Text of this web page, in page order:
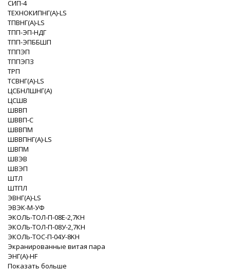
СИП-4
ТЕХНОКИПНГ(A)-LS
ТПВНГ(A)-LS
ТПП-ЭП-НДГ
ТПП-ЭПББШП
ТППЭП
ТППЭПЗ
ТРП
ТСВНГ(A)-LS
ЦСБНЛШНГ(A)
ЦСШВ
ШВВП
ШВВП-С
ШВВПМ
ШВВПНГ(A)-LS
ШВПМ
ШВЭВ
ШВЭП
ШТЛ
ШТПЛ
ЭВНГ(A)-LS
ЭВЭК-М-УФ
ЭКОЛЬ-ТОЛ-П-08Е-2,7КН
ЭКОЛЬ-ТОЛ-П-08У-2,7КН
ЭКОЛЬ-ТОС-П-04У-8KH
Экранированные витая пара
ЭНГ(A)-HF
Показать больше